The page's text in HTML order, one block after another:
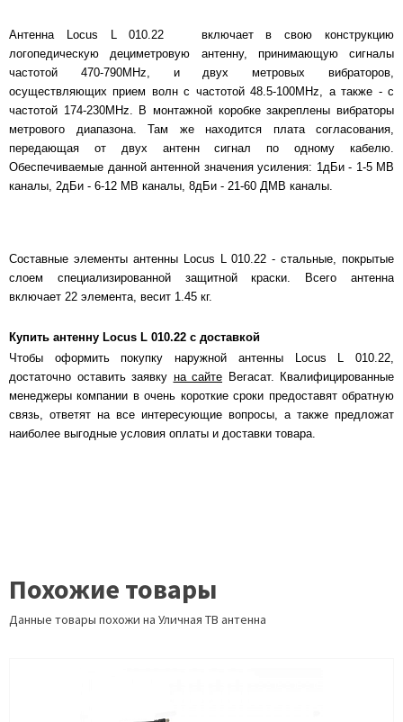
Антенна Locus L 010.22 включает в свою конструкцию
логопедическую дециметровую антенну, принимающую сигналы
частотой 470-790MHz, и двух метровых вибраторов,
осуществляющих прием волн с частотой 48.5-100MHz, а также - с
частотой 174-230MHz. В монтажной коробке закреплены вибраторы
метрового диапазона. Там же находится плата согласования,
передающая от двух антенн сигнал по одному кабелю.
Обеспечиваемые данной антенной значения усиления: 1дБи - 1-5 МВ
каналы, 2дБи - 6-12 МВ каналы, 8дБи - 21-60 ДМВ каналы.
Составные элементы антенны Locus L 010.22 - стальные, покрытые
слоем специализированной защитной краски. Всего антенна
включает 22 элемента, весит 1.45 кг.
Купить антенну Locus L 010.22 с доставкой
Чтобы оформить покупку наружной антенны Locus L 010.22,
достаточно оставить заявку на сайте Вегасат. Квалифицированные
менеджеры компании в очень короткие сроки предоставят обратную
связь, ответят на все интересующие вопросы, а также предложат
наиболее выгодные условия оплаты и доставки товара.
Похожие товары
Данные товары похожи на Уличная ТВ антенна